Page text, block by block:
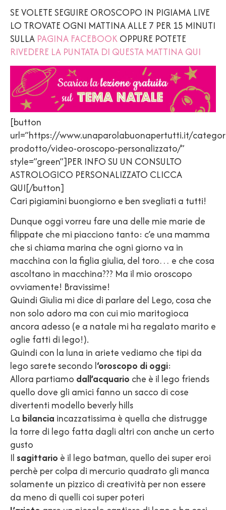
SE VOLETE SEGUIRE OROSCOPO IN PIGIAMA LIVE
LO TROVATE OGNI MATTINA ALLE 7 PER 15 MINUTI
SULLA PAGINA FACEBOOKOPPURE POTETE
RIVEDERE LA PUNTATA DI QUESTA MATTINA QUI
[button
url=”https://www.unaparolabuonapertutti.it/
prodotto/video-oroscopo-personalizzato/”
style=”green”]PER INFO SU UN CONSULTO
ASTROLOGICO PERSONALIZZATO CLICCA
QUI[/button]
Cari pigiamini buongiorno e ben svegliati a tutti!
Dunque oggi vorreu fare una delle mie marie de
filippate che mi piacciono tanto: c’e una mamma
che si chiama marina che ogni giorno va in
macchina con la figlia giulia, del toro… e che cosa
ascoltano in macchina??? Ma il mio oroscopo
ovviamente! Bravissime!
Quindi Giulia mi dice di parlare del Lego, cosa che
non solo adoro ma con cui mio maritogioca
ancora adesso (e a natale mi ha regalato marito e
oglie fatti di lego!).
Quindi con la luna in ariete vediamo che tipi da
lego sarete secondo l‘oroscopo di oggi:
Allora partiamo dall’acquario che è il lego friends
quello dove gli amici fanno un sacco di cose
divertenti modello beverly hills
La bilancia incazzatissima è quella che distrugge
la torre di lego fatta dagli altri con anche un certo
gusto
Il sagittario è il lego batman, quello dei super eroi
perchè per colpa di mercurio quadrato gli manca
solamente un pizzico di creatività per non essere
da meno di quelli coi super poteri